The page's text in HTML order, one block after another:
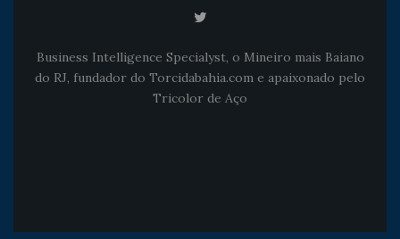
Business Intelligence Specialyst, o Mineiro mais Baiano
do RJ, fundador do Torcidabahia.com e apaixonado pelo
Tricolor de Aço